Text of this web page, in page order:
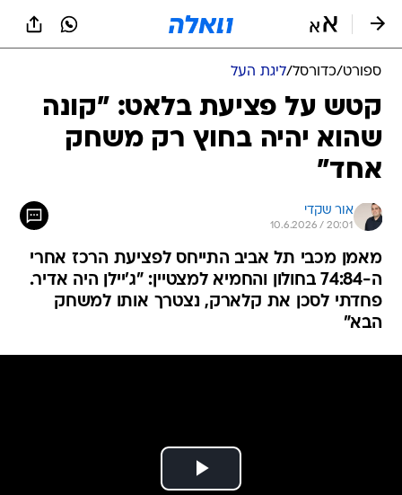
ספורט/כדורסל/ליגת העל
קטש על פציעת בלאט: "קונה
שהוא יהיה בחוץ רק משחק
אחד"
אור שקדי
10.6.2026 / 20:01
מאמן מכבי תל אביב התייחס לפציעת הרכז אחרי
ה-74:84 בחולון והחמיא למצטיין: "ג'יילן היה אדיר.
פחדתי לסכן את קלארק, נצטרך אותו למשחק
הבא"